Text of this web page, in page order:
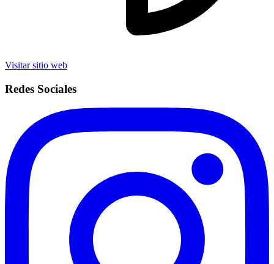
Visitar sitio web
Redes Sociales